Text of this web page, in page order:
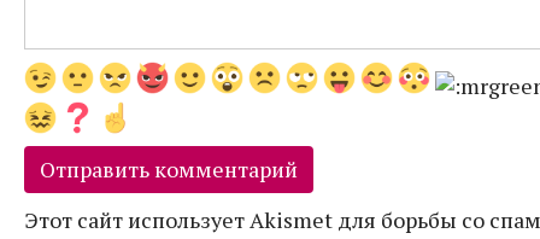
Этот сайт использует Akismet для борьбы со